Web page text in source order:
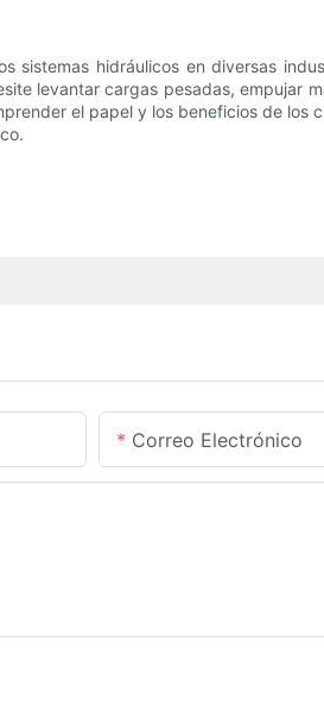
hidráulicos en diversas
levantar cargas pesadas, empujar
el papel y los beneficios de
Correo Electrónico